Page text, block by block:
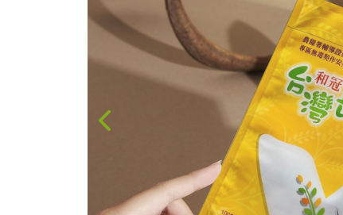
農業策略聯盟 送禮
優質水果